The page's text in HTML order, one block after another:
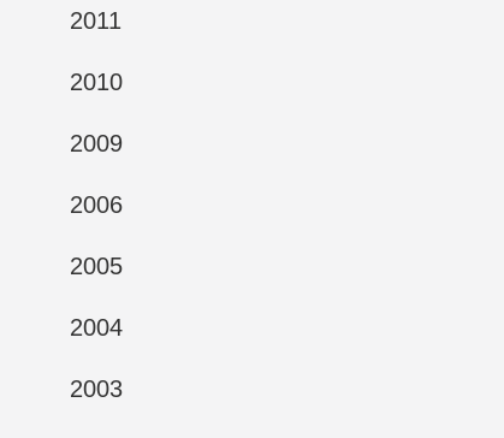
2011
2010
2009
2006
2005
2004
2003